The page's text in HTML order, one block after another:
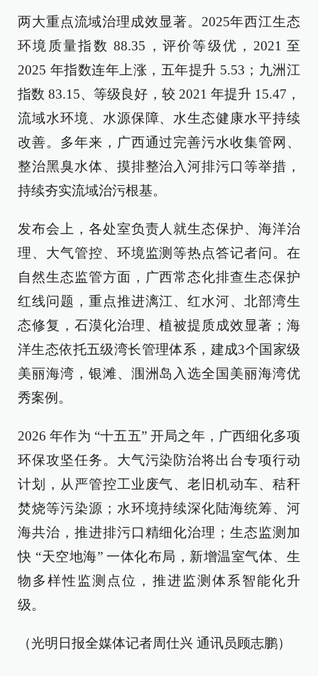
两大重点流域治理成效显著。2025年西江生态
环境质量指数 88.35，评价等级优，2021 至
2025 年指数连年上涨，五年提升 5.53；九洲江
指数 83.15、等级良好，较 2021 年提升 15.47，
流域水环境、水源保障、水生态健康水平持续
改善。多年来，广西通过完善污水收集管网、
整治黑臭水体、摸排整治入河排污口等举措，
持续夯实流域治污根基。
发布会上，各处室负责人就生态保护、海洋治
理、大气管控、环境监测等热点答记者问。在
自然生态监管方面，广西常态化排查生态保护
红线问题，重点推进漓江、红水河、北部湾生
态修复，石漠化治理、植被提质成效显著；海
洋生态依托五级湾长管理体系，建成3个国家级
美丽海湾，银滩、涠洲岛入选全国美丽海湾优
秀案例。
2026 年作为 “十五五” 开局之年，广西细化多项
环保攻坚任务。大气污染防治将出台专项行动
计划，从严管控工业废气、老旧机动车、秸秆
焚烧等污染源；水环境持续深化陆海统筹、河
海共治，推进排污口精细化治理；生态监测加
快 “天空地海” 一体化布局，新增温室气体、生
物多样性监测点位，推进监测体系智能化升
级。
（光明日报全媒体记者周仕兴 通讯员顾志鹏）